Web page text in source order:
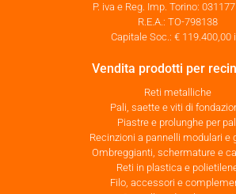
P. iva e Reg. Imp. Torino:
R.E.A.: TO-798138
Capitale Soc.: € 119.400,00
Vendita prodotti per
Reti metalliche
Pali, saette e viti di
Piastre e prolunghe per
Recinzioni a pannelli modulari e
Ombreggianti, schermature e
Reti in plastica e
Filo, accessori e